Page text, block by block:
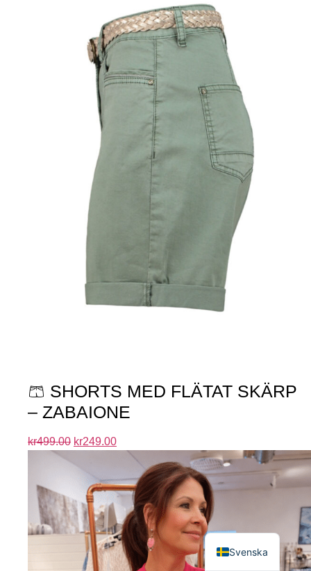
🩳 SHORTS MED FLÄTAT SKÄRP
– ZABAIONE
kr499.00 kr249.00
Svenska
English